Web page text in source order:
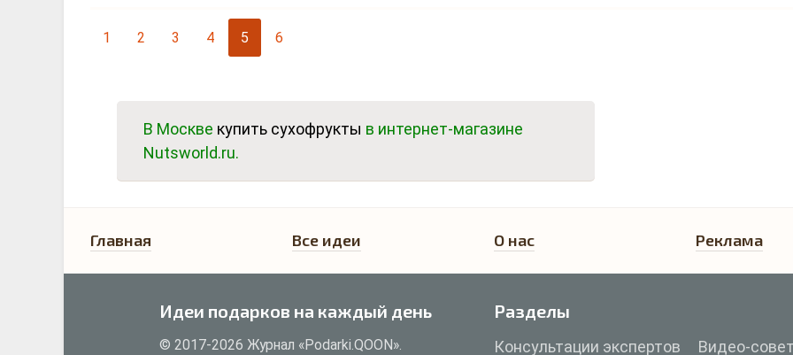
1 2 3 4 5 6
В Москве купить сухофрукты в интернет-магазине
Nutsworld.ru.
Главная Все идеи О нас Реклама
Идеи подарков на каждый день
© 2017-2026 Журнал «Podarki.QOON».
Разделы
Консультации экспертов Видео-